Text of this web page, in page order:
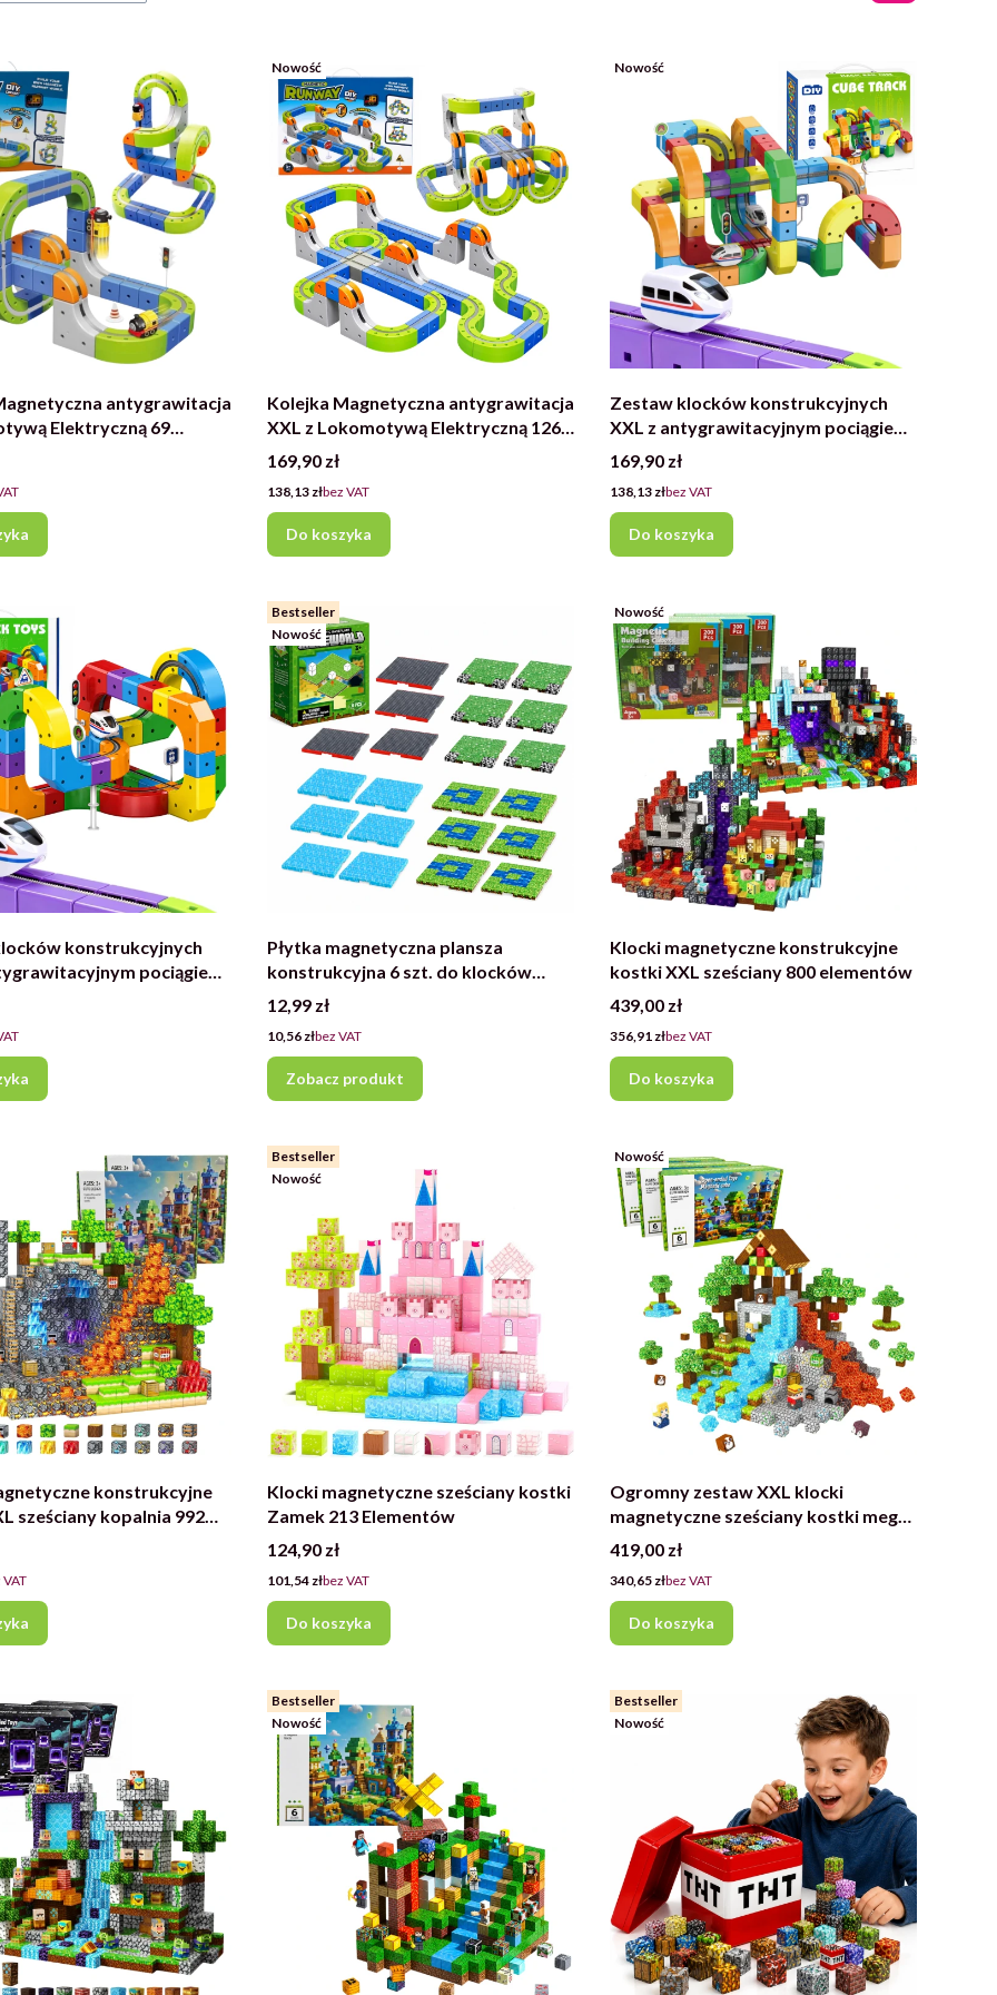
antygrawitacja
Elektryczną 69
Nowość
Kolejka Magnetyczna antygrawitacja
XXL z Lokomotywą Elektryczną 126
elementów
Cena
169,90 zł
Cena
138,13 złbez VAT
Do koszyka
Nowość
Zestaw klocków konstrukcyjnych
XXL z antygrawitacyjnym pociągiem
kolejka 123 elementy
Cena
169,90 zł
Cena
138,13 złbez VAT
Do koszyka
konstrukcyjnych
pociągiem
elementów
Bestseller
Nowość
Płytka magnetyczna plansza
konstrukcyjna 6 szt. do klocków
magnetycznych 4 wzory
Cena
12,99 zł
Cena
10,56 złbez VAT
Zobacz produkt
Nowość
Klocki magnetyczne konstrukcyjne
kostki XXL sześciany 800 elementów
Cena
439,00 zł
Cena
356,91 złbez VAT
Do koszyka
konstrukcyjne
sześciany kopalnia 992
VAT
Bestseller
Nowość
Klocki magnetyczne sześciany kostki
Zamek 213 Elementów
Cena
124,90 zł
Cena
101,54 złbez VAT
Do koszyka
Nowość
Ogromny zestaw XXL klocki
magnetyczne sześciany kostki mega
zestaw 772 elementy
Cena
419,00 zł
Cena
340,65 złbez VAT
Do koszyka
Bestseller
Nowość
Bestseller
Nowość